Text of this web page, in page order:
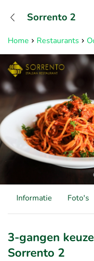
Home Restaurants
Sorrento 2
Informatie Foto's
3-gangen
Sorrento 2